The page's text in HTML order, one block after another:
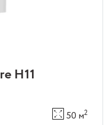
H11
50 м2